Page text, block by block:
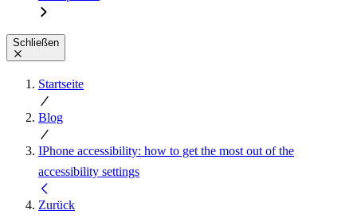
Schließen
Startseite
Blog
IPhone accessibility: how to get the most out of the
accessibility settings
Zurück